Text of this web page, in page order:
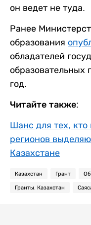
он ведет не туда.
Ранее
образования
обладателей
образовательных
год.
Читайте также:
Шанс для тех,
регионов
Казахстане
Казахстан Грант
Гранты. Казахстан